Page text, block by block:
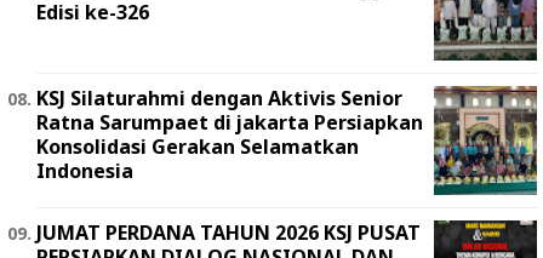
Edisi ke-326
KSJ Silaturahmi dengan Aktivis Senior
Ratna Sarumpaet di jakarta Persiapkan
Konsolidasi Gerakan Selamatkan
Indonesia
JUMAT PERDANA TAHUN 2026 KSJ PUSAT